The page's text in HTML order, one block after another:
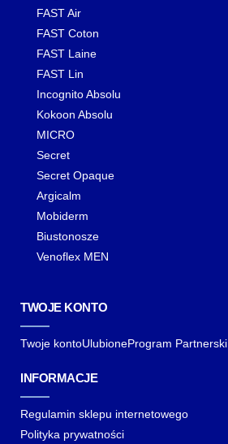
FAST Air
FAST Coton
FAST Laine
FAST Lin
Incognito Absolu
Kokoon Absolu
MICRO
Secret
Secret Opaque
Argicalm
Mobiderm
Biustonosze
Venoflex MEN
TWOJE KONTO
Twoje kontoUlubioneProgram Partnerski
INFORMACJE
Regulamin sklepu internetowego
Polityka prywatności